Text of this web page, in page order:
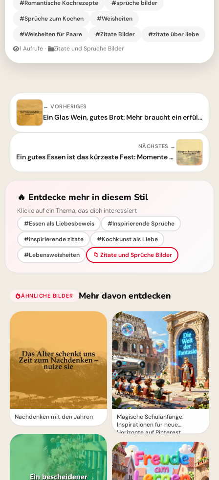
#Romantische Kochrezepte
#sprüche bilder
#Sprüche zum Kochen
#Weisheiten
#Weisheiten für Paare
#Zitate Bilder
#zitate über liebe
1 Aufrufe · Zitate und Sprüche Bilder
← VORHERIGES
Ein Glas Wein, gutes Brot: Mehr braucht ein erfüllter Abend nicht
NÄCHSTES →
Ein gutes Essen ist das kürzeste Fest: Momente des Genusses schätzen
🔥 Entdecke mehr in diesem Stil
Klicke auf ein Thema, das dich interessiert
#Essen als Liebesbeweis
#Inspirierende Sprüche
#inspirierende zitate
#Kochkunst als Liebe
#Lebensweisheiten
📁 Zitate und Sprüche Bilder
ÄHNLICHE BILDER Mehr davon entdecken
Nachdenken mit den Jahren
Snapchat!
Magische Schulanfänge:
Inspirationen für neue
Horizonte auf Pinterest